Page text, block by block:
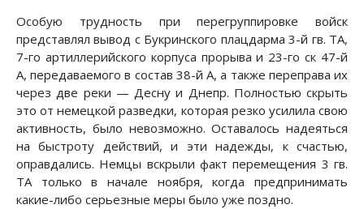
Особую трудность при перегруппировке войск
представлял вывод с Букринского плацдарма 3-й гв. ТА,
7-го артиллерийского корпуса прорыва и 23-го ск 47-й
А, передаваемого в состав 38-й А, а также переправа их
через две реки — Десну и Днепр. Полностью скрыть
это от немецкой разведки, которая резко усилила свою
активность, было невозможно. Оставалось надеяться
на быстроту действий, и эти надежды, к счастью,
оправдались. Немцы вскрыли факт перемещения 3 гв.
ТА только в начале ноября, когда предпринимать
какие-либо серьезные меры было уже поздно.